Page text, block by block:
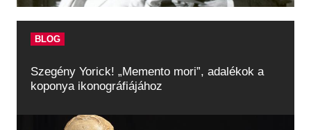
BLOG
Szegény Yorick! „Memento mori”, adalékok a
koponya ikonográfiájához